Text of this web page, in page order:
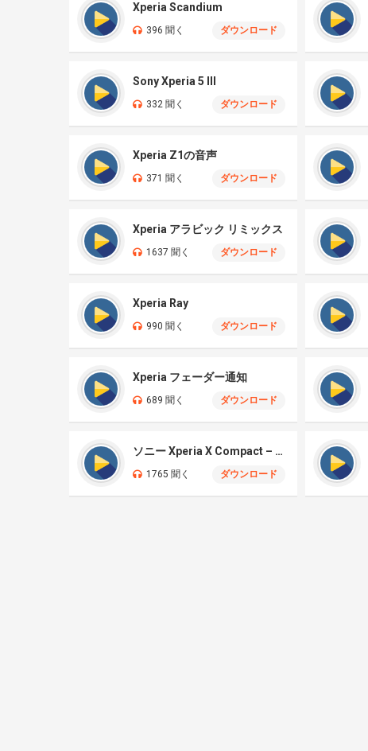
Xperia Scandium
396 聞く ダウンロード
Sony Xperia 5 III
332 聞く ダウンロード
Xperia Z1の音声
371 聞く ダウンロード
Xperia アラビック リミックス
1637 聞く ダウンロード
Xperia Ray
990 聞く ダウンロード
Xperia フェーダー通知
689 聞く ダウンロード
ソニー Xperia X Compact – シンセ
1765 聞く ダウンロード